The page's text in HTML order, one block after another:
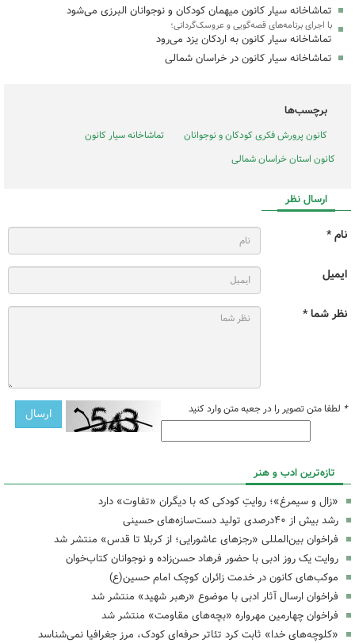
تماشاخانه سیار کانون میهمان کودکان و نوجوانان البرزی می‌شود
با اجرای برنامه‌های قصه‌گویی و عروسک‌گردانی؛
تماشاخانه سیار کانون به اردکان یزد می‌رود
تماشاخانه سیار کانون در خراسان شمالی
برچسب‌ها
کانون پرورش فکری کودکان و نوجوانان
تماشاخانه سیار کانون
کانون استان خراسان شمالی
ارسال نظر
نام *
ایمیل
نظر شما *
* لطفا متن تصویر را در جعبه متن وارد کنید
تازه‌ترین ادب و هنر
«زال و سیمرغ»؛ روایتِ کودکی که با دیگران «تفاوت» دارد
رشد بیش از ۴۰درصدی تولید دست‌سازه‌های حسینی
فراخوان بین‌المللی «رجزهای عاشورایی؛ از کربلا تا قدس» منتشر شد
روایت یک روز ادبی با حضور فرهاد حسن‌زاده و نوجوانان کتاب‌خوان
موکب‌های کانون در خدمت زائران کوچک امام حسین(ع)
فراخوان ارسال آثار ادبی با موضوع «رهبر شهید» منتشر شد
فراخوان چهارمین مهرواره «بچه‌های مقاومت» منتشر شد
«کلوچه‌های خدا» ثابت کرد تئاتر حرفه‌ای کودک، مرز جغرافیا نمی‌شناسد